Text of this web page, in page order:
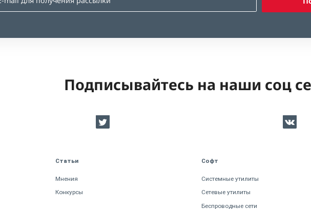
Подписывайтесь на наши соц
Статьи
Мнения
Конкурсы
Софт
Системные утилиты
Сетевые утилиты
Беспроводные сети